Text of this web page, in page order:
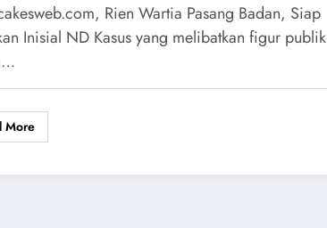
Rien Wartia Pasang Badan, Siap
Inisial ND Kasus yang melibatkan figur publik
More